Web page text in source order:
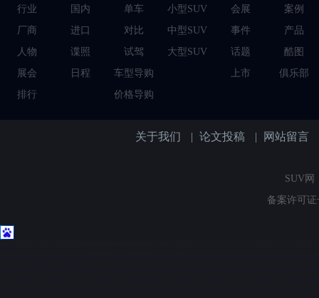
行业
厂商
人物
展会
排行
国内
进口
谍照
日程
单车
对比
试驾
车型导购
价格导购
小型SUV
中型SUV
大型SUV
会展
事件
话题
上市
案例
产品
酷图
俱乐部
关于我们 | 论文投稿 | 网站留言
SUV网
备案许可证